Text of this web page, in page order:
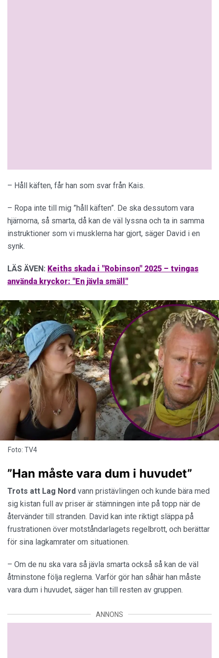
– Håll käften, får han som svar från Kais.
– Ropa inte till mig ”håll käften”. De ska dessutom vara
hjärnorna, så smarta, då kan de väl lyssna och ta in samma
instruktioner som vi musklerna har gjort, säger David i en
synk.
LÄS ÄVEN: Keiths skada i "Robinson" 2025 – tvingas
använda kryckor: "En jävla smäll"
Foto: TV4
”Han måste vara dum i huvudet”
Trots att Lag Nord vann pristävlingen och kunde bära med
sig kistan full av priser är stämningen inte på topp när de
återvänder till stranden. David kan inte riktigt släppa på
frustrationen över motståndarlagets regelbrott, och berättar
för sina lagkamrater om situationen.
– Om de nu ska vara så jävla smarta också så kan de väl
åtminstone följa reglerna. Varför gör han såhär han måste
vara dum i huvudet, säger han till resten av gruppen.
ANNONS